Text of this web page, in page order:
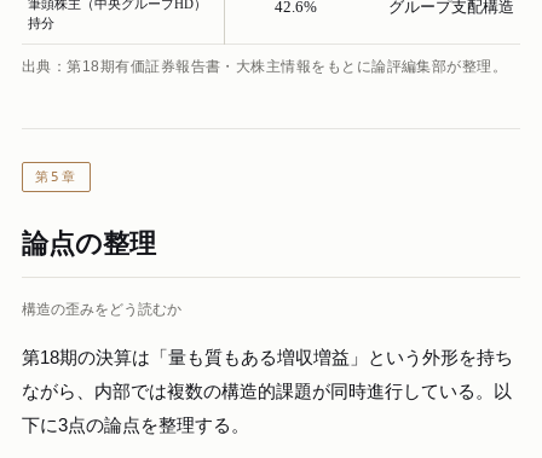
筆頭株主（中央グループHD）
持分
42.6% グループ支配構造
出典：第18期有価証券報告書・大株主情報をもとに論評編集部が整理。
第5章
論点の整理
構造の歪みをどう読むか
第18期の決算は「量も質もある増収増益」という外形を持ち
ながら、内部では複数の構造的課題が同時進行している。以
下に3点の論点を整理する。